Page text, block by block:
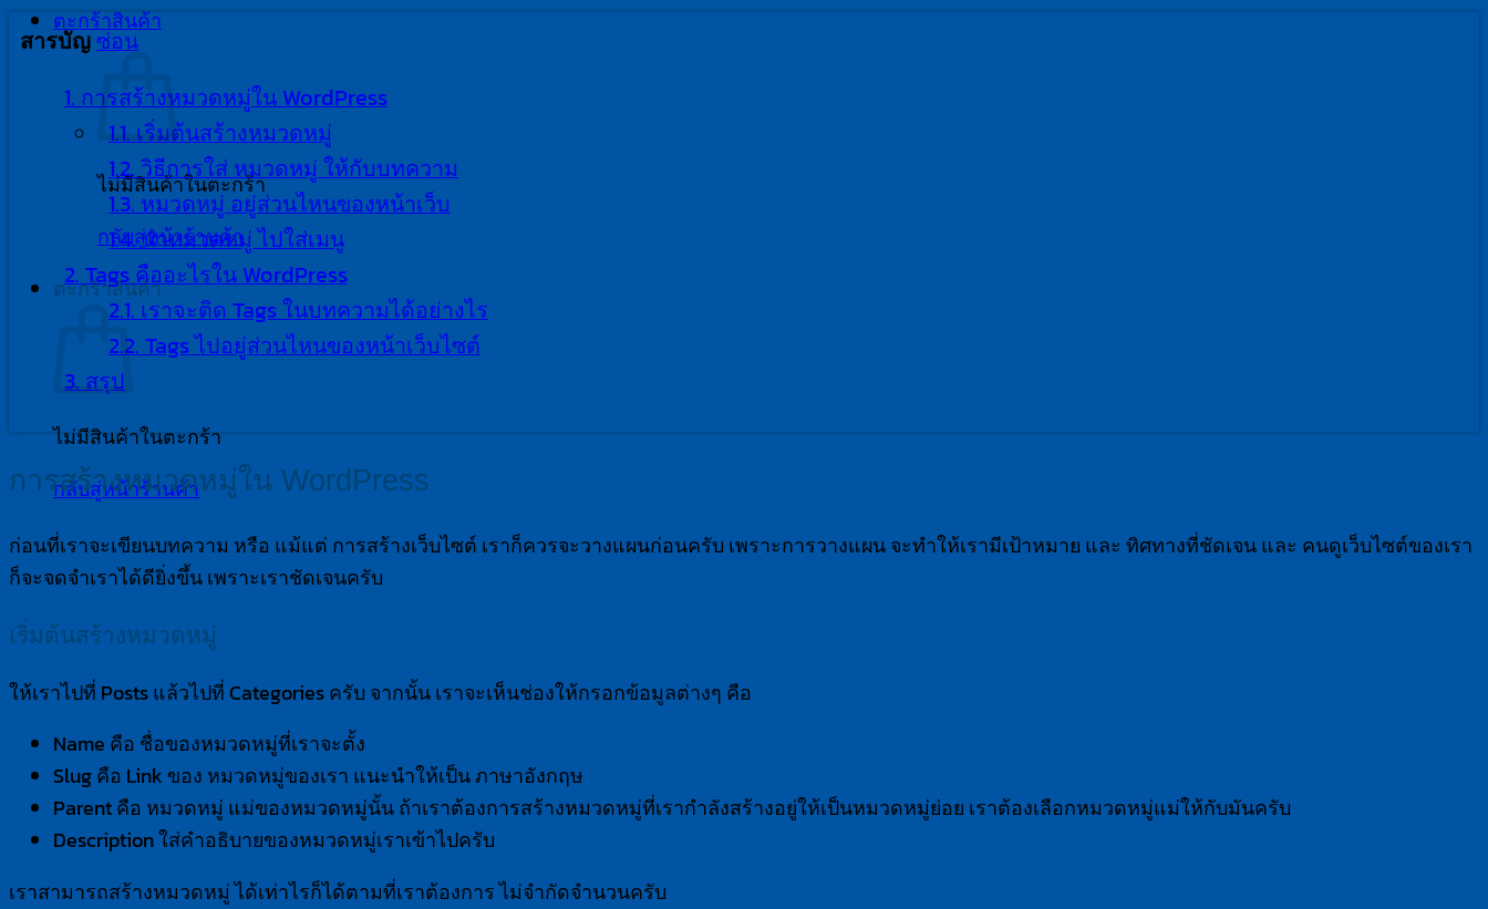
ตะกร้าสินค้า
ไม่มีสินค้าในตะกร้า
กลับสู่หน้าร้านค้า
ตะกร้าสินค้า
ไม่มีสินค้าในตะกร้า
กลับสู่หน้าร้านค้า
สารบัญ ซ่อน
1.การสร้างหมวดหมู่ใน WordPress
1.1.เริ่มต้นสร้างหมวดหมู่
1.2.วิธีการใส่ หมวดหมู่ ให้กับบทความ
1.3.หมวดหมู่ อยู่ส่วนไหนของหน้าเว็บ
1.4.นำหมวดหมู่ ไปใส่เมนู
2.Tags คืออะไรใน WordPress
2.1.เราจะติด Tags ในบทความได้อย่างไร
2.2.Tags ไปอยู่ส่วนไหนของหน้าเว็บไซต์
3.สรุป
การสร้างหมวดหมู่ใน WordPress
ก่อนที่เราจะเขียนบทความ หรือ แม้แต่ การสร้างเว็บไซต์ เราก็ควรจะวางแผนก่อนครับ เพราะการวางแผน จะทำให้เรามีเป้าหมาย และ ทิศทางที่ชัดเจน และ คนดูเว็บไซต์ของเรา
ก็จะจดจำเราได้ดียิ่งขึ้น เพราะเราชัดเจนครับ
เริ่มต้นสร้างหมวดหมู่
ให้เราไปที่ Posts แล้วไปที่ Categories ครับ จากนั้น เราจะเห็นช่องให้กรอกข้อมูลต่างๆ คือ
Name คือ ชื่อของหมวดหมู่ที่เราจะตั้ง
Slug คือ Link ของ หมวดหมู่ของเรา แนะนำให้เป็น ภาษาอังกฤษ
Parent คือ หมวดหมู่ แม่ของหมวดหมู่นั้น ถ้าเราต้องการสร้างหมวดหมู่ที่เรากำลังสร้างอยู่ให้เป็นหมวดหมู่ย่อย เราต้องเลือกหมวดหมู่แม่ให้กับมันครับ
Description ใส่คำอธิบายของหมวดหมู่เราเข้าไปครับ
เราสามารถสร้างหมวดหมู่ ได้เท่าไรก็ได้ตามที่เราต้องการ ไม่จำกัดจำนวนครับ